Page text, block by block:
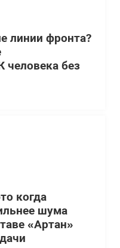
линии фронта?
человека без
когда
шума
«Артан»